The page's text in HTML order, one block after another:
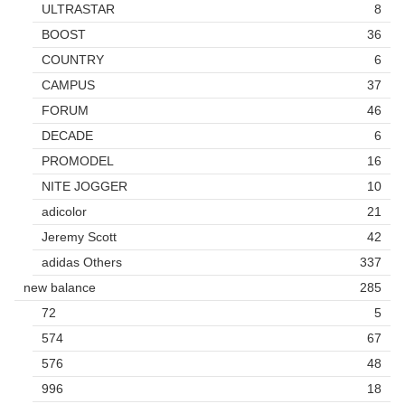
ULTRASTAR
8
BOOST
36
COUNTRY
6
CAMPUS
37
FORUM
46
DECADE
6
PROMODEL
16
NITE JOGGER
10
adicolor
21
Jeremy Scott
42
adidas Others
337
new balance
285
72
5
574
67
576
48
996
18